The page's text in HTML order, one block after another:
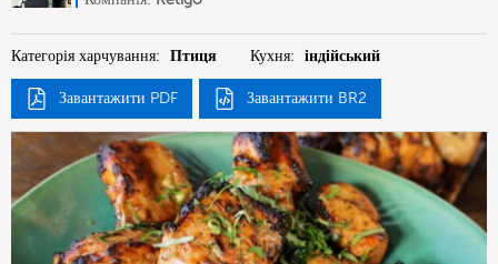
Категорія харчування: Птиця Кухня: індійський
Завантажити PDF Завантажити BR2